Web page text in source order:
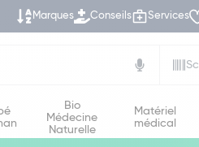
Marques Conseils Services
Bio
Médecine
Naturelle
Matériel
médical